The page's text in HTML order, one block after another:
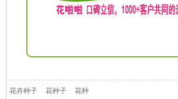
花卉种子 花种子 花种